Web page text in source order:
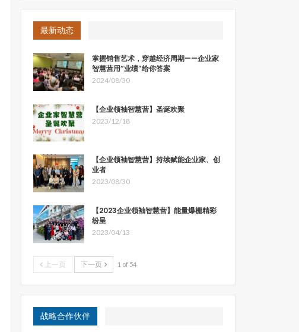
最新动态
掌握销售艺术，穿越经济周期——企业家
智慧营用“业绩”给你答案
2024/08/30
【企业领袖智慧营】圣诞欢聚
2023/12/18
【企业领袖智慧营】持续赋能企业家、创
业者
2023/08/30
【2023企业领袖智慧营】能量爆棚精彩
纷呈
2023/04/13
上一页 下一页 1 of 54
战略合作伙伴